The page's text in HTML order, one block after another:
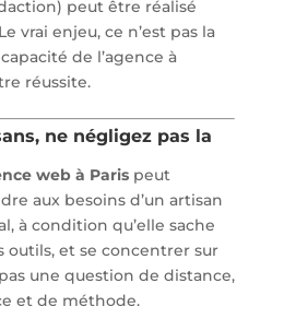
peut être réalisé
vrai enjeu, ce n’est pas la
de l’agence à
réussite.
ne négligez pas la
web à Parispeut
aux besoins d’un artisan
à condition qu’elle sache
outils, et se concentrer sur
pas une question de distance,
et de méthode.